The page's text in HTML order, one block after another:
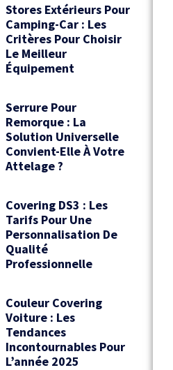
Stores Extérieurs Pour
Camping-Car : Les
Critères Pour Choisir
Le Meilleur
Équipement
Serrure Pour
Remorque : La
Solution Universelle
Convient-Elle À Votre
Attelage ?
Covering DS3 : Les
Tarifs Pour Une
Personnalisation De
Qualité
Professionnelle
Couleur Covering
Voiture : Les
Tendances
Incontournables Pour
L’année 2025